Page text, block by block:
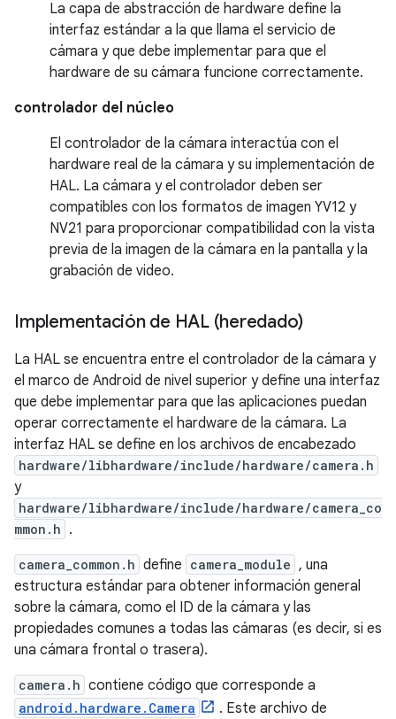
La capa de abstracción de hardware define la
interfaz estándar a la que llama el servicio de
cámara y que debe implementar para que el
hardware de su cámara funcione correctamente.
controlador del núcleo
El controlador de la cámara interactúa con el
hardware real de la cámara y su implementación de
HAL. La cámara y el controlador deben ser
compatibles con los formatos de imagen YV12 y
NV21 para proporcionar compatibilidad con la vista
previa de la imagen de la cámara en la pantalla y la
grabación de video.
Implementación de HAL (heredado)
La HAL se encuentra entre el controlador de la cámara y
el marco de Android de nivel superior y define una interfaz
que debe implementar para que las aplicaciones puedan
operar correctamente el hardware de la cámara. La
interfaz HAL se define en los archivos de encabezado
hardware/libhardware/include/hardware/camera.h
y
hardware/libhardware/include/hardware/camera_co
mmon.h .
camera_common.h define camera_module , una
estructura estándar para obtener información general
sobre la cámara, como el ID de la cámara y las
propiedades comunes a todas las cámaras (es decir, si es
una cámara frontal o trasera).
camera.h contiene código que corresponde a
android.hardware.Camera . Este archivo de